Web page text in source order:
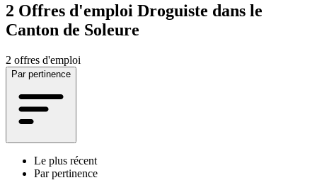
2 Offres d'emploi Droguiste dans le
Canton de Soleure
2 offres d'emploi
Par pertinence
Le plus récent
Par pertinence